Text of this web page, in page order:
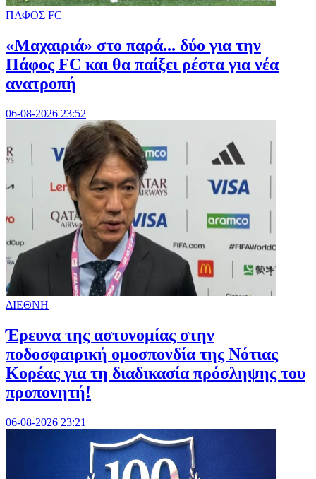
ΠΑΦΟΣ FC
«Μαχαιριά» στο παρά... δύο για την
Πάφος FC και θα παίξει ρέστα για νέα
ανατροπή
06-08-2026 23:52
ΔΙΕΘΝΗ
Έρευνα της αστυνομίας στην
ποδοσφαιρική ομοσπονδία της Νότιας
Κορέας για τη διαδικασία πρόσληψης του
προπονητή!
06-08-2026 23:21